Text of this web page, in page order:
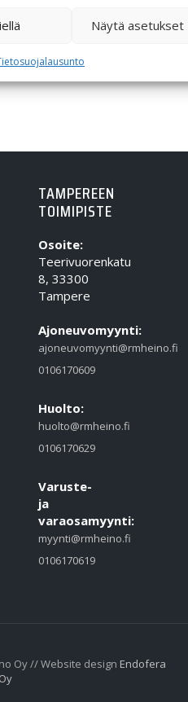
Näytä asetukset
TAMPEREEN
TOIMIPISTE
Osoite:
Teerivuorenkatu
8, 33300
Tampere
Ajoneuvomyynti:
ajoneuvomyynti@rmheino.fi
0106170609
Huolto:
huolto@rmheino.fi
0106170629
Varuste-
ja
varaosamyynti:
myynti@rmheino.fi
0106170619
Oy // Website design Endofera
Oy